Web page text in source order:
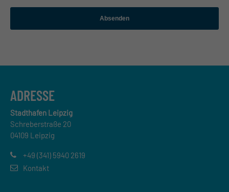
Absenden
ADRESSE
Stadthafen Leipzig
Schreberstraße 20
04109 Leipzig
+49 (341) 5940 2619
Kontakt